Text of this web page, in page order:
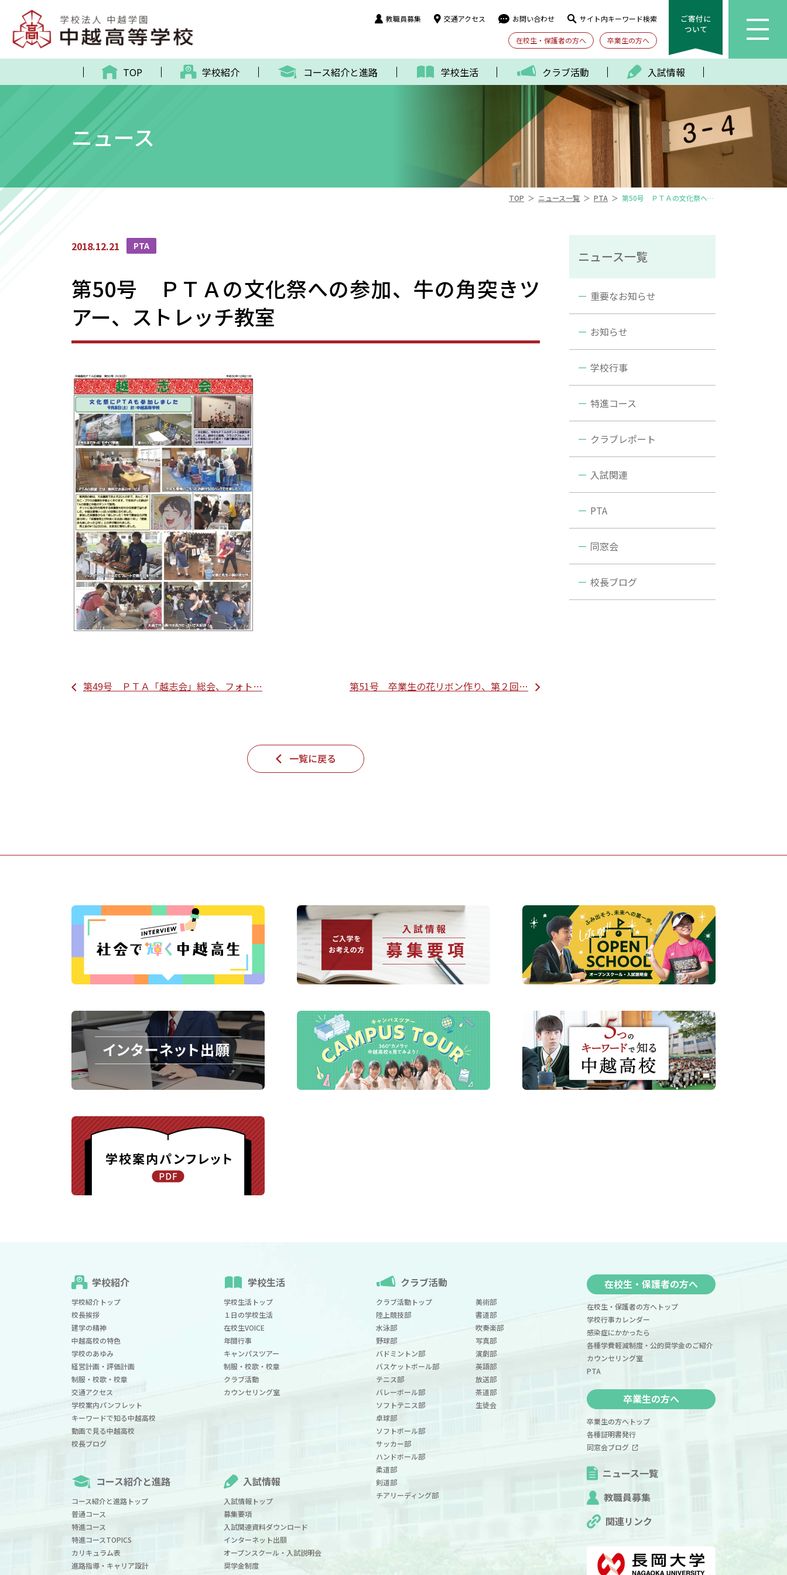
教職員募集 交通アクセス お問い合わせ サイト内キーワード検索
在校生・保護者の方へ 卒業生の方へ
ご寄付に
ついて
TOP 学校紹介 コース紹介と進路 学校生活 クラブ活動 入試情報
ニュース
TOP ＞ ニュース一覧 ＞ PTA ＞ 第50号 ＰＴＡの文化祭への参加、牛の角突きツアー、ストレッチ教室
2018.12.21 PTA
第50号 ＰＴＡの文化祭への参加、牛の角突きツ
アー、ストレッチ教室
第49号 ＰＴＡ「越志会」総会、フォト… 第51号 卒業生の花リボン作り、第２回…
一覧に戻る
ニュース一覧
重要なお知らせ
お知らせ
学校行事
特進コース
クラブレポート
入試関連
PTA
同窓会
校長ブログ
学校紹介
学校紹介トップ
校長挨拶
建学の精神
中越高校の特色
学校のあゆみ
経営計画・評価計画
制服・校歌・校章
交通アクセス
学校案内パンフレット
キーワードで知る中越高校
動画で見る中越高校
校長ブログ
学校生活
学校生活トップ
１日の学校生活
在校生VOICE
年間行事
キャンパスツアー
制服・校歌・校章
クラブ活動
カウンセリング室
コース紹介と進路
コース紹介と進路トップ
普通コース
特進コース
特進コースTOPICS
カリキュラム表
進路指導・キャリア設計
入試情報
入試情報トップ
募集要項
入試関連資料ダウンロード
インターネット出願
オープンスクール・入試説明会
奨学金制度
クラブ活動
クラブ活動トップ
陸上競技部
水泳部
野球部
バドミントン部
バスケットボール部
テニス部
バレーボール部
ソフトテニス部
卓球部
ソフトボール部
サッカー部
ハンドボール部
柔道部
剣道部
チアリーディング部
美術部
書道部
吹奏楽部
写真部
演劇部
英語部
放送部
茶道部
生徒会
在校生・保護者の方へ
在校生・保護者の方へトップ
学校行事カレンダー
感染症にかかったら
各種学費軽減制度・公的奨学金のご紹介
カウンセリング室
PTA
卒業生の方へ
卒業生の方へトップ
各種証明書発行
同窓会ブログ
ニュース一覧
教職員募集
関連リンク